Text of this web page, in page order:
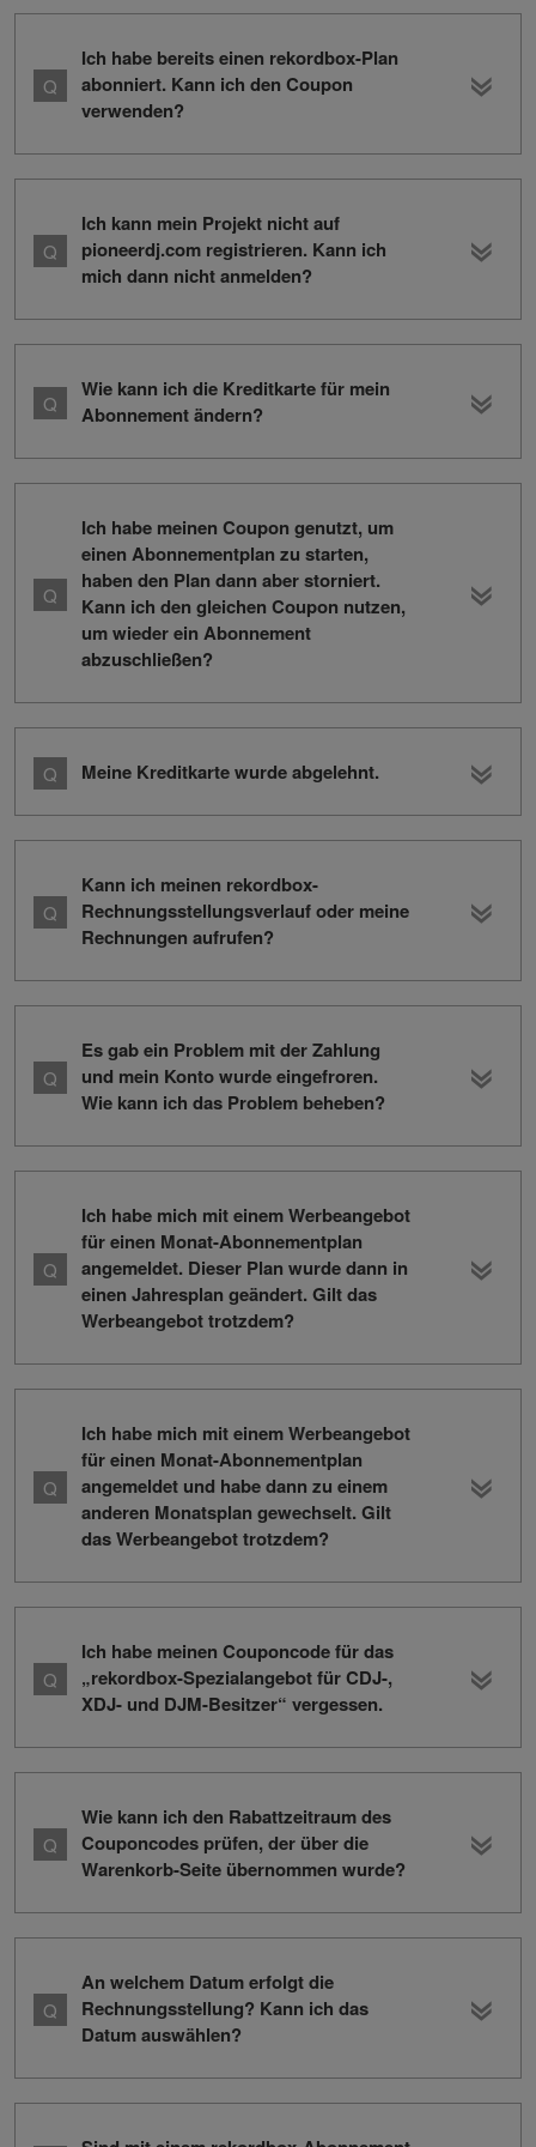
Ich habe bereits einen rekordbox-Plan
abonniert. Kann ich den Coupon
verwenden?
Ich kann mein Projekt nicht auf
pioneerdj.com registrieren. Kann ich
mich dann nicht anmelden?
Wie kann ich die Kreditkarte für mein
Abonnement ändern?
Ich habe meinen Coupon genutzt, um
einen Abonnementplan zu starten,
haben den Plan dann aber storniert.
Kann ich den gleichen Coupon nutzen,
um wieder ein Abonnement
abzuschließen?
Meine Kreditkarte wurde abgelehnt.
Kann ich meinen rekordbox-
Rechnungsstellungsverlauf oder meine
Rechnungen aufrufen?
Es gab ein Problem mit der Zahlung
und mein Konto wurde eingefroren.
Wie kann ich das Problem beheben?
Ich habe mich mit einem Werbeangebot
für einen Monat-Abonnementplan
angemeldet. Dieser Plan wurde dann in
einen Jahresplan geändert. Gilt das
Werbeangebot trotzdem?
Ich habe mich mit einem Werbeangebot
für einen Monat-Abonnementplan
angemeldet und habe dann zu einem
anderen Monatsplan gewechselt. Gilt
das Werbeangebot trotzdem?
Ich habe meinen Couponcode für das
„rekordbox-Spezialangebot für CDJ-,
XDJ- und DJM-Besitzer“ vergessen.
Wie kann ich den Rabattzeitraum des
Couponcodes prüfen, der über die
Warenkorb-Seite übernommen wurde?
An welchem Datum erfolgt die
Rechnungsstellung? Kann ich das
Datum auswählen?